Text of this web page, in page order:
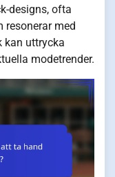
designs, ofta
resonerar med
kan uttrycka
modetrender.